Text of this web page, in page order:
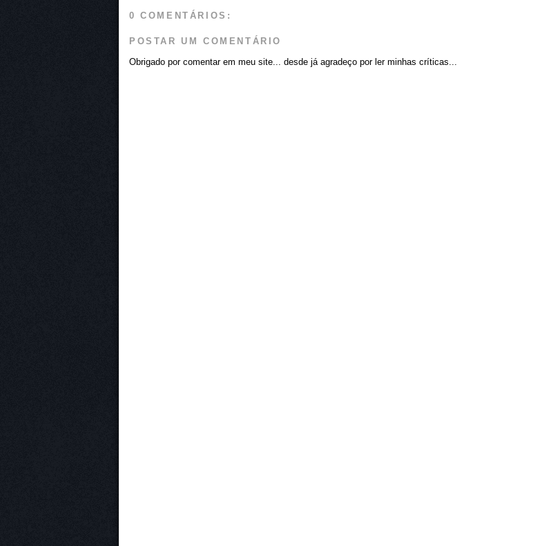
0 COMENTÁRIOS:
POSTAR UM COMENTÁRIO
Obrigado por comentar em meu site... desde já agradeço por ler minhas críticas...